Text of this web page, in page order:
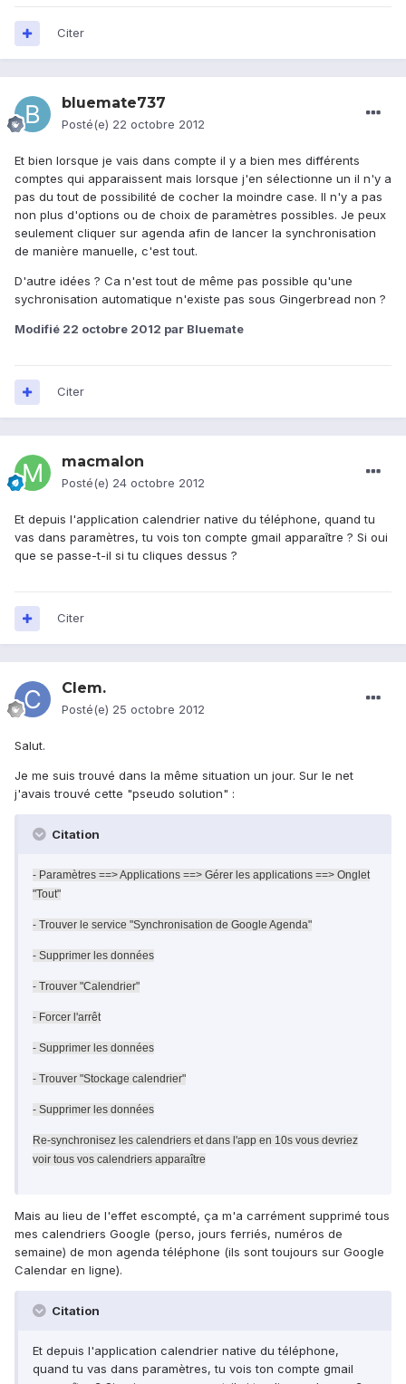
Citer
bluemate737
Posté(e) 22 octobre 2012
Et bien lorsque je vais dans compte il y a bien mes différents
comptes qui apparaissent mais lorsque j'en sélectionne un il n'y a
pas du tout de possibilité de cocher la moindre case. Il n'y a pas
non plus d'options ou de choix de paramètres possibles. Je peux
seulement cliquer sur agenda afin de lancer la synchronisation
de manière manuelle, c'est tout.
D'autre idées ? Ca n'est tout de même pas possible qu'une
sychronisation automatique n'existe pas sous Gingerbread non ?
Modifié 22 octobre 2012 par Bluemate
Citer
macmalon
Posté(e) 24 octobre 2012
Et depuis l'application calendrier native du téléphone, quand tu
vas dans paramètres, tu vois ton compte gmail apparaître ? Si oui
que se passe-t-il si tu cliques dessus ?
Citer
Clem.
Posté(e) 25 octobre 2012
Salut.
Je me suis trouvé dans la même situation un jour. Sur le net
j'avais trouvé cette "pseudo solution" :
Citation
- Paramètres ==> Applications ==> Gérer les applications ==> Onglet
"Tout"
- Trouver le service "Synchronisation de Google Agenda"
- Supprimer les données
- Trouver "Calendrier"
- Forcer l'arrêt
- Supprimer les données
- Trouver "Stockage calendrier"
- Supprimer les données
Re-synchronisez les calendriers et dans l'app en 10s vous devriez
voir tous vos calendriers apparaître
Mais au lieu de l'effet escompté, ça m'a carrément supprimé tous
mes calendriers Google (perso, jours ferriés, numéros de
semaine) de mon agenda téléphone (ils sont toujours sur Google
Calendar en ligne).
Citation
Et depuis l'application calendrier native du téléphone,
quand tu vas dans paramètres, tu vois ton compte gmail